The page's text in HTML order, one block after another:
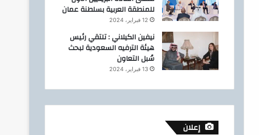
للمنطقة العربية بسلطنة عمان
12 فبراير، 2024
نيفين الكيلاني : تلتقي رئيس
هيئة الترفيه السعودية لبحث
سُبل التعاون
13 فبراير، 2024
إعلان